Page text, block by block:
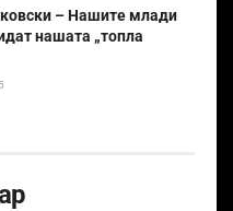
– Нашите млади
нашата „топла